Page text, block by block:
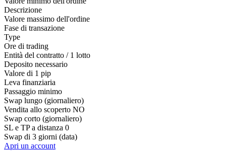
Descrizione
Valore massimo dell'ordine
Fase di transazione
Type
Ore di trading
Entità del contratto / 1 lotto
Deposito necessario
Valore di 1 pip
Leva finanziaria
Passaggio minimo
Swap lungo (giornaliero)
Vendita allo scoperto NO
Swap corto (giornaliero)
SL e TP a distanza 0
Swap di 3 giorni (data)
Apri un account